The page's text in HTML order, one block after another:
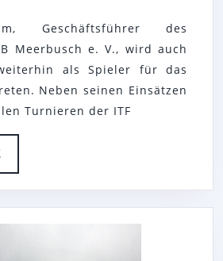
TEIL
DES
TEAM
HEAD
Geschäftsführer des
Meerbusch e. V., wird auch
als Spieler für das
Neben seinen Einsätzen
Turnieren der ITF
MORE